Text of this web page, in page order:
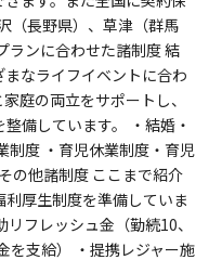
（長野県）、草津（群馬
ンに合わせた諸制度 結
なライフイベントに合わ
庭の両立をサポートし、
備しています。 ・結婚・
制度 ・育児休業制度・育児
の他諸制度 ここまで紹介
厚生制度を準備していま
フレッシュ金（勤続10、
を支給） ・提携レジャー施